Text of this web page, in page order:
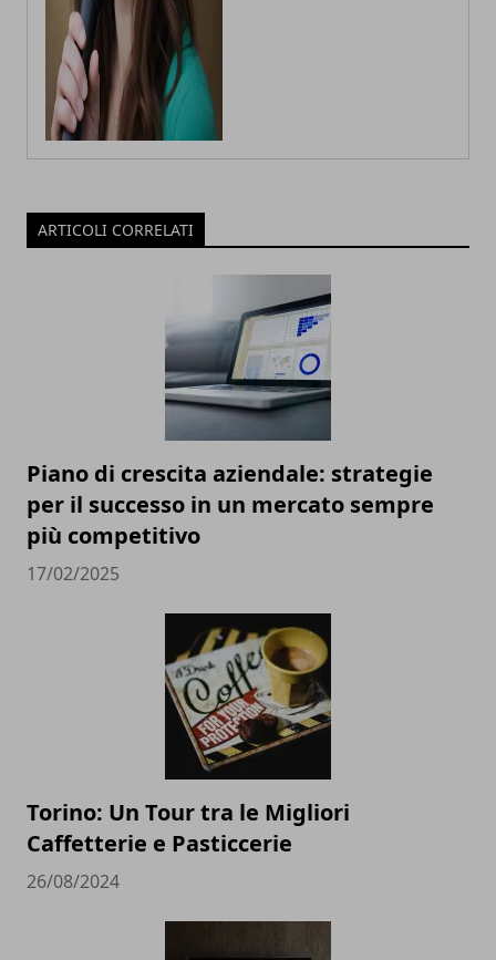
ARTICOLI CORRELATI
Piano di crescita aziendale: strategie
per il successo in un mercato sempre
più competitivo
17/02/2025
Torino: Un Tour tra le Migliori
Caffetterie e Pasticcerie
26/08/2024